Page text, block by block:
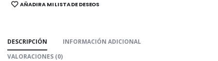
SHARE:AÑADIR A MI LISTA DE DESEOS
DESCRIPCIÓN
INFORMACIÓN ADICIONAL
VALORACIONES (0)